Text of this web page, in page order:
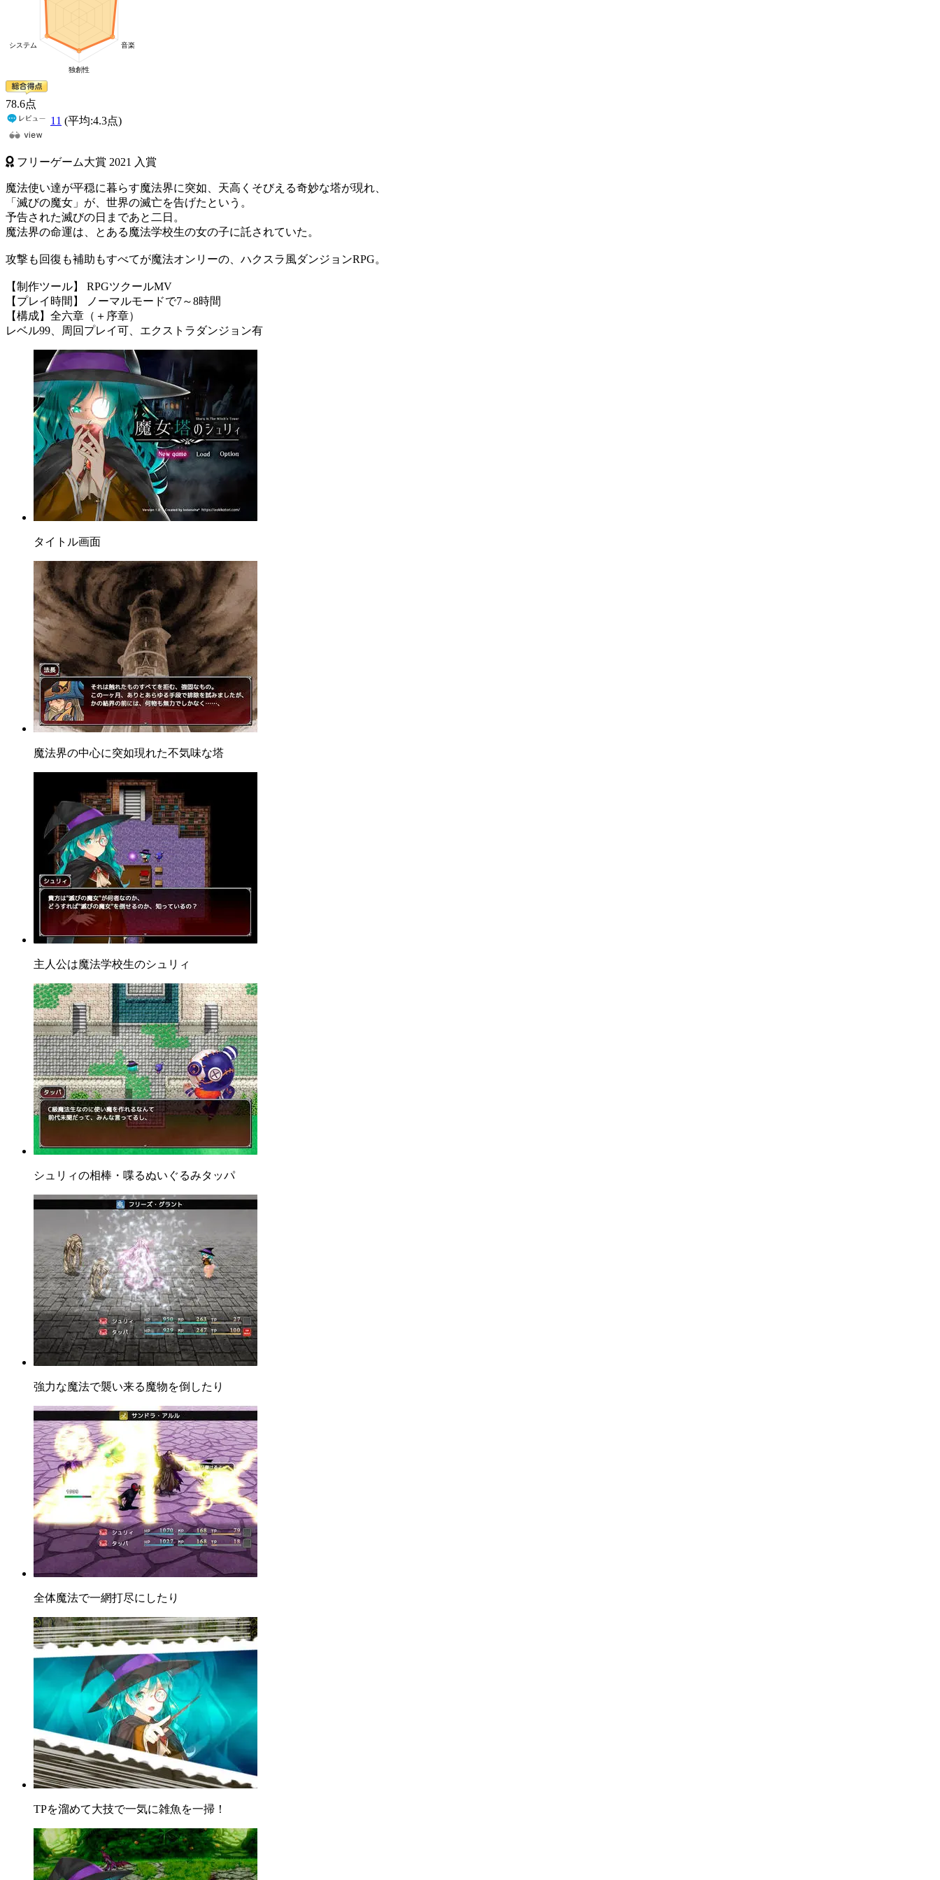
78.6点
11 (平均:4.3点)
フリーゲーム大賞 2021 入賞
魔法使い達が平穏に暮らす魔法界に突如、天高くそびえる奇妙な塔が現れ、
「滅びの魔女」が、世界の滅亡を告げたという。
予告された滅びの日まであと二日。
魔法界の命運は、とある魔法学校生の女の子に託されていた。
攻撃も回復も補助もすべてが魔法オンリーの、ハクスラ風ダンジョンRPG。
【制作ツール】 RPGツクールMV
【プレイ時間】 ノーマルモードで7～8時間
【構成】全六章（＋序章）
レベル99、周回プレイ可、エクストラダンジョン有
タイトル画面
魔法界の中心に突如現れた不気味な塔
主人公は魔法学校生のシュリィ
シュリィの相棒・喋るぬいぐるみタッパ
強力な魔法で襲い来る魔物を倒したり
全体魔法で一網打尽にしたり
TPを溜めて大技で一気に雑魚を一掃！